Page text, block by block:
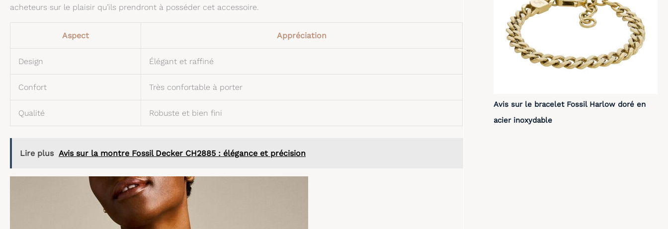
acheteurs sur le plaisir qu’ils prendront à posséder cet accessoire.
Aspect Appréciation
Design Élégant et raffiné
Confort Très confortable à porter
Qualité Robuste et bien fini
Lire plus Avis sur la montre Fossil Decker CH2885 : élégance et précision
Avis sur le bracelet Fossil Harlow doré en
acier inoxydable